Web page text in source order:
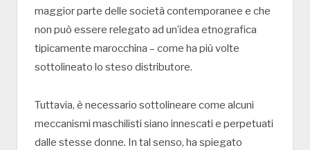
maggior parte delle società contemporanee e che
non può essere relegato ad un’idea etnografica
tipicamente marocchina – come ha più volte
sottolineato lo steso distributore.
Tuttavia, è necessario sottolineare come alcuni
meccanismi maschilisti siano innescati e perpetuati
dalle stesse donne. In tal senso, ha spiegato